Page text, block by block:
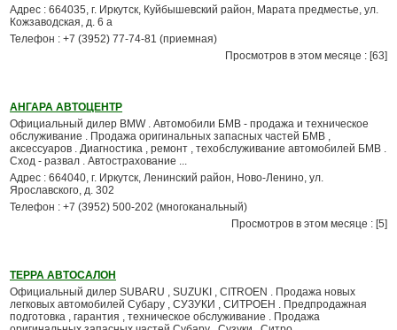
Адрес : 664035, г. Иркутск, Куйбышевский район, Марата предместье, ул.
Кожзаводская, д. 6 а
Телефон : +7 (3952) 77-74-81 (приемная)
Просмотров в этом месяце : [63]
АНГАРА АВТОЦЕНТР
Официальный дилер BMW . Автомобили БМВ - продажа и техническое
обслуживание . Продажа оригинальных запасных частей БМВ ,
аксессуаров . Диагностика , ремонт , техобслуживание автомобилей БМВ .
Сход - развал . Автострахование ...
Адрес : 664040, г. Иркутск, Ленинский район, Ново-Ленино, ул.
Ярославского, д. 302
Телефон : +7 (3952) 500-202 (многоканальный)
Просмотров в этом месяце : [5]
ТЕРРА АВТОСАЛОН
Официальный дилер SUBARU , SUZUKI , CITROEN . Продажа новых
легковых автомобилей Субару , СУЗУКИ , СИТРОЕН . Предпродажная
подготовка , гарантия , техническое обслуживание . Продажа